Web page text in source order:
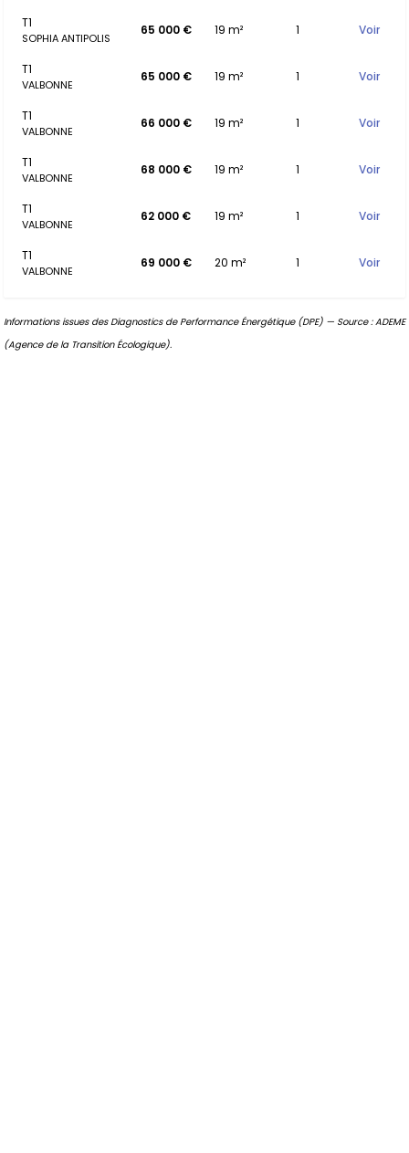
T1
SOPHIA ANTIPOLIS
65 000 € 19 m² 1 Voir
T1
VALBONNE
65 000 € 19 m² 1 Voir
T1
VALBONNE
66 000 € 19 m² 1 Voir
T1
VALBONNE
68 000 € 19 m² 1 Voir
T1
VALBONNE
62 000 € 19 m² 1 Voir
T1
VALBONNE
69 000 € 20 m² 1 Voir
Informations issues des Diagnostics de Performance Énergétique (DPE) — Source : ADEME
(Agence de la Transition Écologique).